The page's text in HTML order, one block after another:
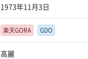
1973年11月3日
楽天GORA GDO
高麗